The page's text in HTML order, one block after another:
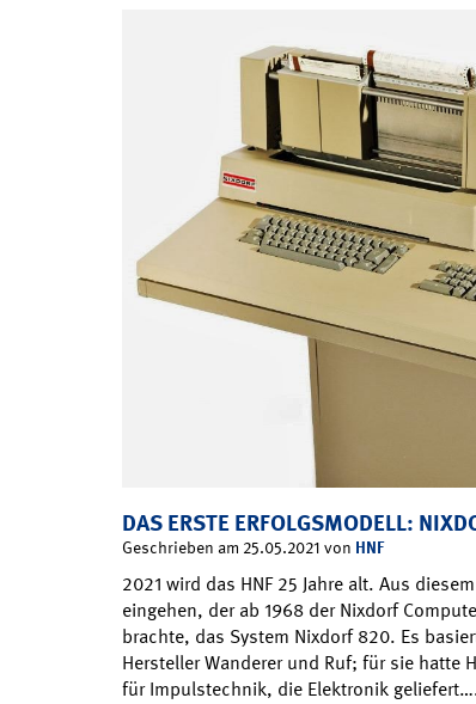
DAS ERSTE ERFOLGSMODELL:
Geschrieben am 25.05.2021 von HNF
2021 wird das HNF 25 Jahre alt. Aus
eingehen, der ab 1968 der Nixdorf
brachte, das System Nixdorf 820. Es
Hersteller Wanderer und Ruf; für sie hatte
für Impulstechnik, die Elektronik